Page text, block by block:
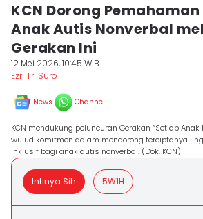
KCN Dorong
Anak Autis Nonverbal
Gerakan Ini
12 Mei 2026, 10:45 WIB
Ezri Tri Suro
News Channel
KCN mendukung peluncuran Gerakan “Setiap Anak
wujud komitmen dalam mendorong terciptanya
inklusif bagi anak autis nonverbal. (Dok. KCN)
Intinya Sih 5W1H